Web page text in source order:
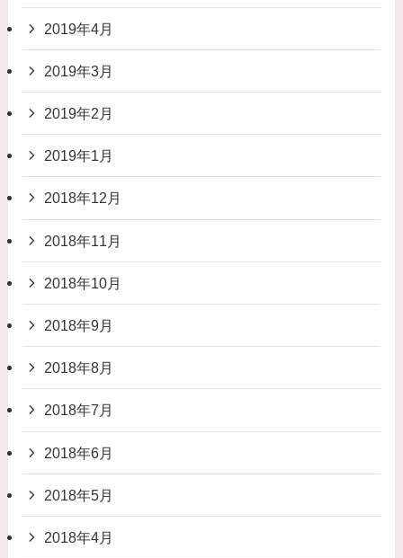
2019年4月
2019年3月
2019年2月
2019年1月
2018年12月
2018年11月
2018年10月
2018年9月
2018年8月
2018年7月
2018年6月
2018年5月
2018年4月